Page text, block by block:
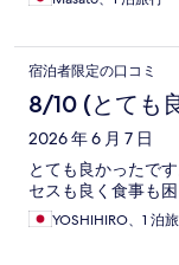
宿泊者限定の口コミ
8/10 (とても
2026 年 6 月 7 日
とても良かったで
セスも良く食事も困
YOSHIHIRO、1 泊